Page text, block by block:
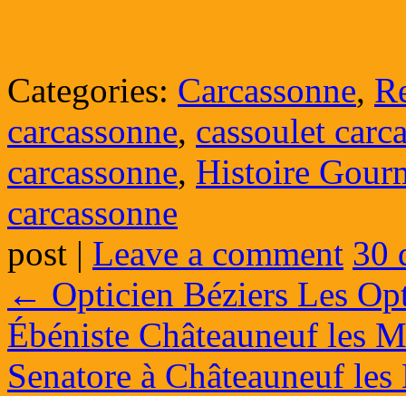
Categories: Carcassonne,
carcassonne, cassoulet
carcassonne, Histoire
carcassonne
post | Leave a comment 30
← Opticien Béziers Les
Ébéniste Châteauneuf les
Senatore à Châteauneuf